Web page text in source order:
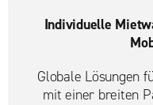
Individuelle
Globale Lösungen
mit einer breiten